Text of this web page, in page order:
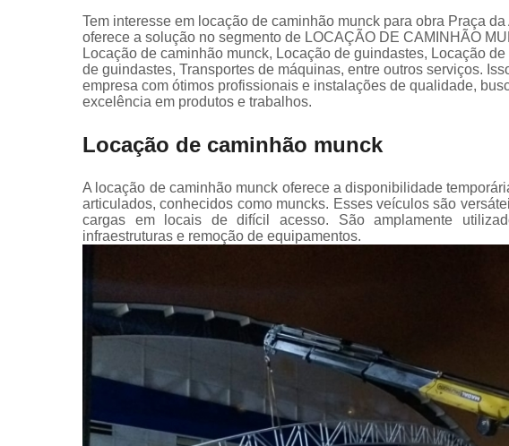
Tem interesse em locação de caminhão munck para obra Praça
oferece a solução no segmento de LOCAÇÃO DE CAMINHÃO
Locação de caminhão munck, Locação de guindastes, Locação
de guindastes, Transportes de máquinas, entre outros serviços.
empresa com ótimos profissionais e instalações de qualidade,
excelência em produtos e trabalhos.
Locação de caminhão munck
A locação de caminhão munck oferece a disponibilidade
articulados, conhecidos como muncks. Esses veículos são
cargas em locais de difícil acesso. São amplamente
infraestruturas e remoção de equipamentos.